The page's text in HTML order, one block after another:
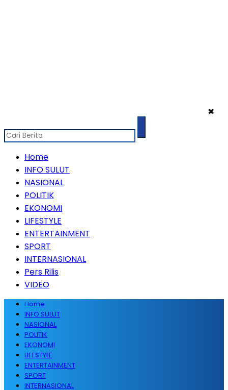
✖
Home
INFO SULUT
NASIONAL
POLITIK
EKONOMI
LIFESTYLE
ENTERTAINMENT
SPORT
INTERNASIONAL
Pers Rilis
VIDEO
Home
INFO SULUT
NASIONAL
POLITIK
EKONOMI
LIFESTYLE
ENTERTAINMENT
SPORT
INTERNASIONAL